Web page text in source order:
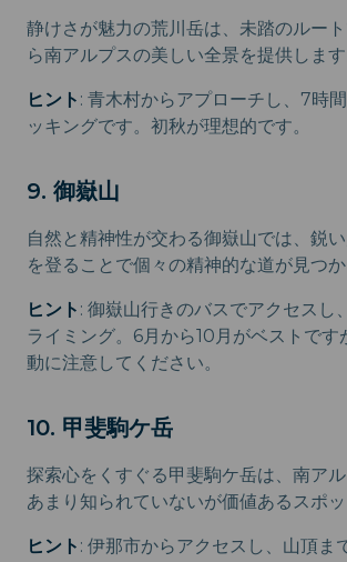
静けさが魅力の荒川岳は、未踏のルー
ら南アルプスの美しい全景を提供します
ヒント : 青木村からアプローチし、7時
ッキングです。初秋が理想的です。
9. 御嶽山
自然と精神性が交わる御嶽山では、鋭
を登ることで個々の精神的な道が見つか
ヒント : 御嶽山行きのバスでアクセスし
ライミング。6月から10月がベストです
動に注意してください。
10. 甲斐駒ケ岳
探索心をくすぐる甲斐駒ケ岳は、南ア
あまり知られていないが価値あるスポッ
ヒント : 伊那市からアクセスし、山頂ま